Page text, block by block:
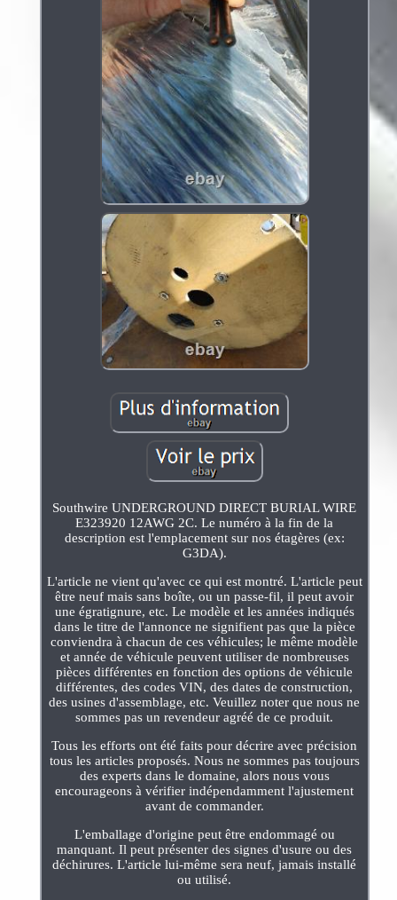
Southwire UNDERGROUND DIRECT BURIAL WIRE
E323920 12AWG 2C. Le numéro à la fin de la
description est l'emplacement sur nos étagères (ex:
G3DA).
L'article ne vient qu'avec ce qui est montré. L'article peut
être neuf mais sans boîte, ou un passe-fil, il peut avoir
une égratignure, etc. Le modèle et les années indiqués
dans le titre de l'annonce ne signifient pas que la pièce
conviendra à chacun de ces véhicules; le même modèle
et année de véhicule peuvent utiliser de nombreuses
pièces différentes en fonction des options de véhicule
différentes, des codes VIN, des dates de construction,
des usines d'assemblage, etc. Veuillez noter que nous ne
sommes pas un revendeur agréé de ce produit.
Tous les efforts ont été faits pour décrire avec précision
tous les articles proposés. Nous ne sommes pas toujours
des experts dans le domaine, alors nous vous
encourageons à vérifier indépendamment l'ajustement
avant de commander.
L'emballage d'origine peut être endommagé ou
manquant. Il peut présenter des signes d'usure ou des
déchirures. L'article lui-même sera neuf, jamais installé
ou utilisé.